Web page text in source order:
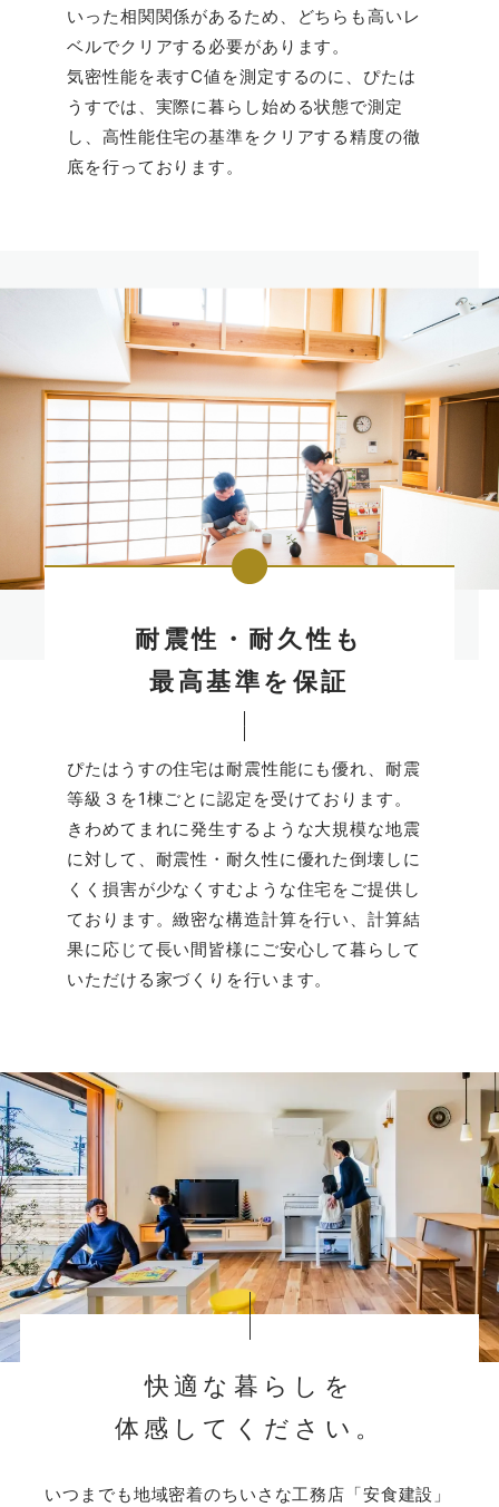
いった相関関係があるため、どちらも高いレ
ベルでクリアする必要があります。
気密性能を表すC値を測定するのに、ぴたは
うすでは、実際に暮らし始める状態で測定
し、高性能住宅の基準をクリアする精度の徹
底を行っております。
耐震性・耐久性も
最高基準を保証
ぴたはうすの住宅は耐震性能にも優れ、耐震
等級３を1棟ごとに認定を受けております。
きわめてまれに発生するような大規模な地震
に対して、耐震性・耐久性に優れた倒壊しに
くく損害が少なくすむような住宅をご提供し
ております。緻密な構造計算を行い、計算結
果に応じて長い間皆様にご安心して暮らして
いただける家づくりを行います。
快適な暮らしを
体感してください。
いつまでも地域密着のちいさな工務店「安食建設」